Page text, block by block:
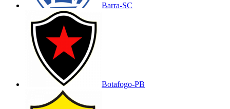
Barra-SC
Botafogo-PB